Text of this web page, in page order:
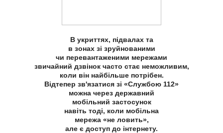
В укриттях, підвалах та
в зонах зі зруйнованими
чи перевантаженими мережами
звичайний дзвінок часто стає неможливим,
коли він найбільше потрібен.
Відтепер зв'язатися зі «Службою 112»
можна через державний
мобільний застосунок
навіть тоді, коли мобільна
мережа «не ловить»,
але є доступ до інтернету.